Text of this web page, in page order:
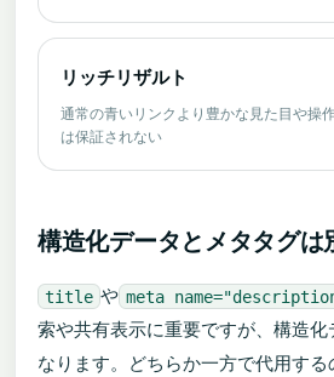
リッチリザルト
通常の青いリンクより豊かな見た目や操
は保証されない
構造化データとメタタグは
title や meta
索や共有表示に重要ですが、構造
なります。どちらか一方で代用す